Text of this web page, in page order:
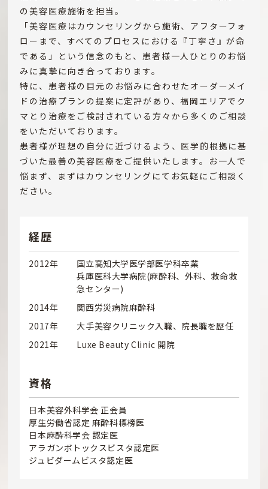
の美容医療施術を担当。
「美容医療はカウンセリングから施術、アフターフォ
ローまで、すべてのプロセスにおける『丁寧さ』が命
である」という信念のもと、患者様一人ひとりのお悩
みに真摯に向き合っております。
特に、患者様の目元のお悩みに合わせたオーダーメイ
ドの治療プランの提案に定評があり、福岡エリアでク
マとり治療をご検討されている方々から多くのご相談
をいただいております。
患者様が理想の自分に近づけるよう、医学的根拠に基
づいた最善の美容医療をご提供いたします。お一人で
悩まず、まずはカウンセリングにてお気軽にご相談く
ださい。
経歴
2012年
国立高知大学医学部医学科卒業
兵庫医科大学病院(麻酔科、外科、救命救
急センター)
2014年
関西労災病院麻酔科
2017年
大手美容クリニック入職、院長職を歴任
2021年
Luxe Beauty Clinic 開院
資格
日本美容外科学会 正会員
厚生労働省認定 麻酔科標榜医
日本麻酔科学会 認定医
アラガンボトックスビスタ認定医
ジュビダームビスタ認定医